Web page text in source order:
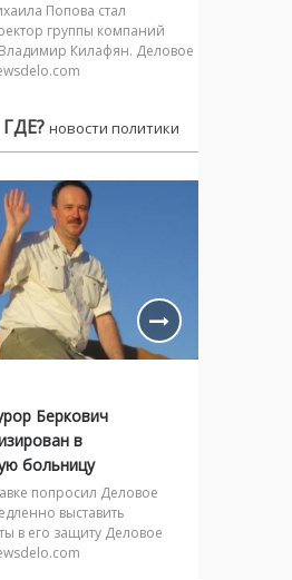
Попова стал
группы компаний
Килафян. Деловое
новости политики
Беркович
в
больницу
попросил Деловое
выставить
в его защиту Деловое